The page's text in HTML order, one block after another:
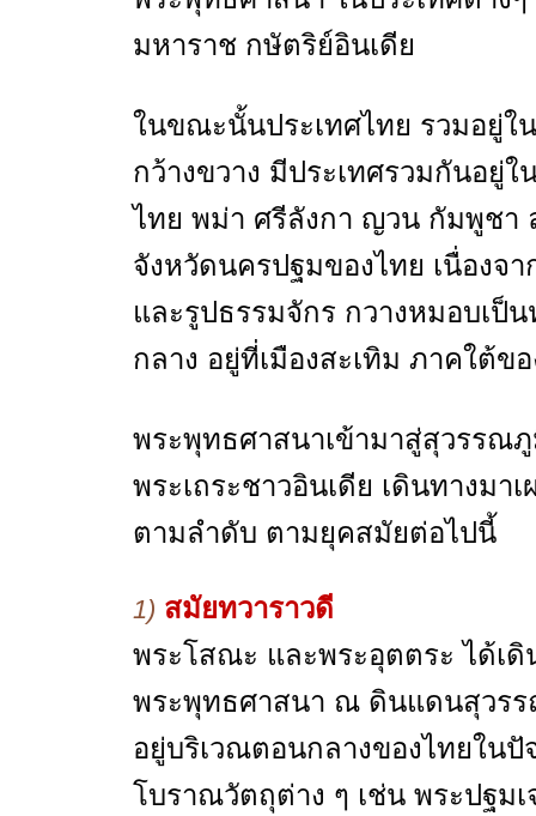
มหาราช กษัตริย์อินเดีย
ในขณะนั้นประเทศไทย รวมอยู่ใ
กว้างขวาง มีประเทศรวมกันอยู่
ไทย พม่า ศรีลังกา ญวน กัมพูชา
จังหวัดนครปฐมของไทย เนื่องจ
และรูปธรรมจักร กวางหมอบเ
กลาง อยู่ที่เมืองสะเทิม ภาคใต้ข
พระพุทธศาสนาเข้ามาสู่สุวรรณ
พระเถระชาวอินเดีย เดินทางมา
ตามลำดับ ตามยุคสมัยต่อไปนี้
1) สมัยทวาราวดี
พระโสณะ และพระอุตตระ ได้เ
พระพุทธศาสนา ณ ดินแดนสุวร
อยู่บริเวณตอนกลางของไทยใน
โบราณวัตถุต่าง ๆ เช่น พระปฐม